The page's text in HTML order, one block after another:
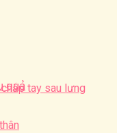
quảtay sau lưng